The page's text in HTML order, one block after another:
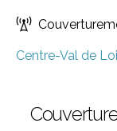
Centre-Val de